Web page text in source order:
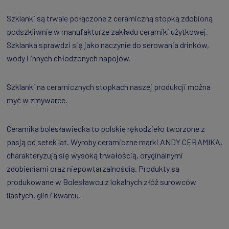
Szklanki są trwale połączone z ceramiczną stopką zdobioną
podszkliwnie w manufakturze zakładu ceramiki użytkowej.
Szklanka sprawdzi się jako naczynie do serowania drinków,
wody i innych chłodzonych napojów.
Szklanki na ceramicznych stopkach naszej produkcji można
myć w zmywarce.
Ceramika bolesławiecka to polskie rękodzieło tworzone z
pasją od setek lat. Wyroby ceramiczne marki ANDY CERAMIKA,
charakteryzują się wysoką trwałością, oryginalnymi
zdobieniami oraz niepowtarzalnością. Produkty są
produkowane w Bolesławcu z lokalnych złóż surowców
ilastych, glin i kwarcu.